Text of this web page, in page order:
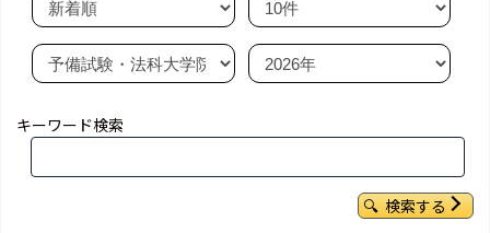
キーワード検索
検索する